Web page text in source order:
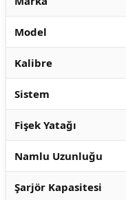
Model
Kalibre
Sistem
Fişek Yatağı
Namlu Uzunluğu
Şarjör Kapasitesi